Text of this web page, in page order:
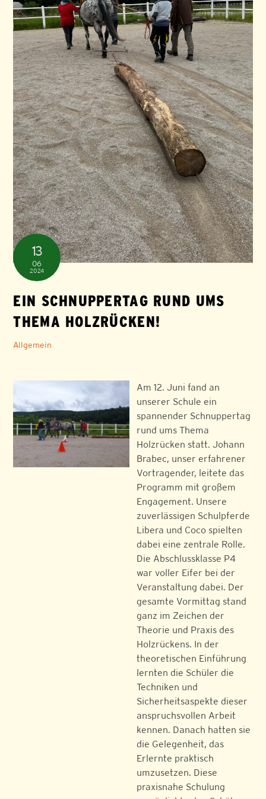
13
06
2024
EIN SCHNUPPERTAG RUND UMS
THEMA HOLZRÜCKEN!
Allgemein
Am 12. Juni fand an
unserer Schule ein
spannender Schnuppertag
rund ums Thema
Holzrücken statt. Johann
Brabec, unser erfahrener
Vortragender, leitete das
Programm mit großem
Engagement. Unsere
zuverlässigen Schulpferde
Libera und Coco spielten
dabei eine zentrale Rolle.
Die Abschlussklasse P4
war voller Eifer bei der
Veranstaltung dabei. Der
gesamte Vormittag stand
ganz im Zeichen der
Theorie und Praxis des
Holzrückens. In der
theoretischen Einführung
lernten die Schüler die
Techniken und
Sicherheitsaspekte dieser
anspruchsvollen Arbeit
kennen. Danach hatten sie
die Gelegenheit, das
Erlernte praktisch
umzusetzen. Diese
praxisnahe Schulung